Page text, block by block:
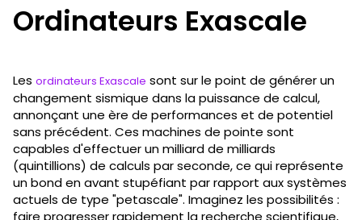
Ordinateurs Exascale
Les ordinateurs Exascale sont sur le point de générer un
changement sismique dans la puissance de calcul,
annonçant une ère de performances et de potentiel
sans précédent. Ces machines de pointe sont
capables d'effectuer un milliard de milliards
(quintillions) de calculs par seconde, ce qui représente
un bond en avant stupéfiant par rapport aux systèmes
actuels de type "petascale". Imaginez les possibilités :
faire progresser rapidement la recherche scientifique,